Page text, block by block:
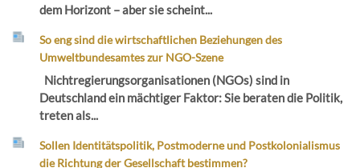
dem Horizont – aber sie scheint...
So eng sind die wirtschaftlichen Beziehungen des
Umweltbundesamtes zur NGO-Szene
Nichtregierungsorganisationen (NGOs) sind in
Deutschland ein mächtiger Faktor: Sie beraten die Politik,
treten als...
Sollen Identitätspolitik, Postmoderne und Postkolonialismus
die Richtung der Gesellschaft bestimmen?